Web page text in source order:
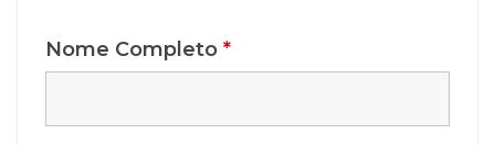
Nome Completo *